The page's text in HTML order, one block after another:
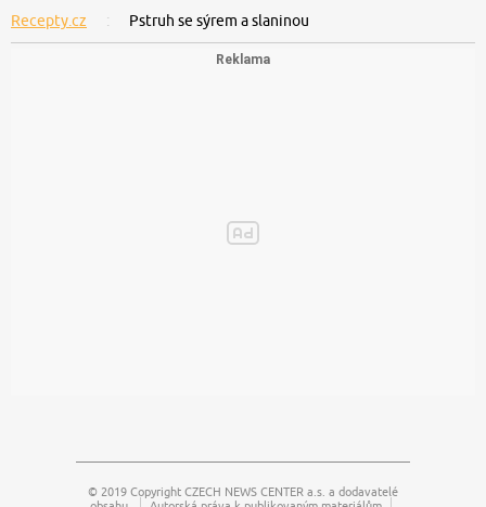
Recepty.cz Pstruh se sýrem a slaninou
© 2019 Copyright CZECH NEWS CENTER a.s. a dodavatelé